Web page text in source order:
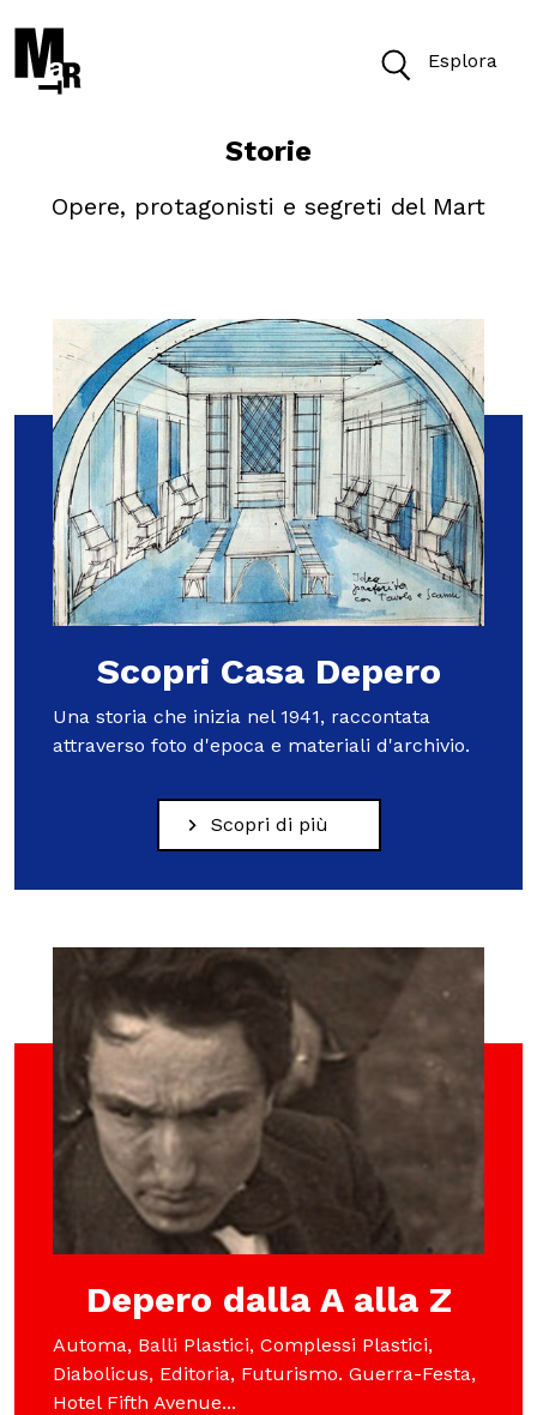
Esplora
Oggi il Museo è aperto dalle 10 alle 19.30
Biglietti
Cerca nel sito
Cerca
VISITA
ACCESSIBILITÀ
MOSTRE ED EVENTI
OPERE E ARCHIVI
IL MART
Famiglie
Scuole
Visita il Mart in totale sicurezza: le nostre norme COVID-19
ITA ENG DEU
Storie
Opere, protagonisti e segreti del Mart
Scopri Casa Depero
Una storia che inizia nel 1941, raccontata
attraverso foto d'epoca e materiali d'archivio.
Scopri di più
Depero dalla A alla Z
Automa, Balli Plastici, Complessi Plastici,
Diabolicus, Editoria, Futurismo. Guerra-Festa,
Hotel Fifth Avenue...